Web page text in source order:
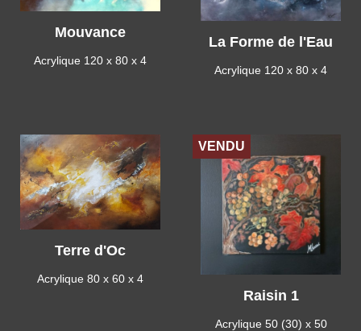
Mouvance
Acrylique 120 x 80 x 4
La Forme de l'Eau
Acrylique 120 x 80 x 4
Terre d'Oc
Acrylique 80 x 60 x 4
Raisin 1
Acrylique 50 (30) x 50
VENDU